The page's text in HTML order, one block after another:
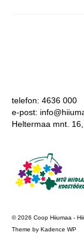
telefon: 4636 000
e-post:
Heltermaa mnt.
© 2026 Coop Hiiumaa -
Theme by Kadence WP